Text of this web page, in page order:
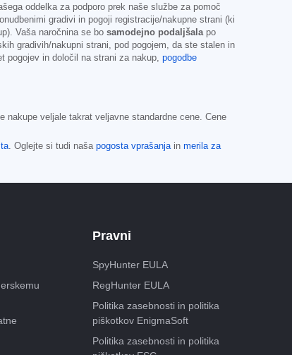
oddelka za podporo prek naše službe za pomoč
gradivi in pogoji registracije/nakupne strani (ki
Vaša naročnina se bo samodejno podaljšalapo
gradivih/nakupni strani, pod pogojem, da ste stalen in
pogojev in določil na strani za nakup, pogodbe
nakupe veljale takrat veljavne standardne cene. Cene
. Oglejte si tudi naša pogosta vprašanjain merila za
Pravni
SpyHunter EULA
RegHunter EULA
Politika zasebnosti in politika
piškotkov EnigmaSoft
Politika zasebnosti in politika